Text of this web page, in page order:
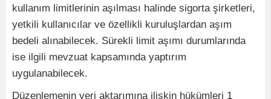
kullanım limitlerinin aşılması halinde sigorta şirketleri,
yetkili kullanıcılar ve özellikli kuruluşlardan aşım
bedeli alınabilecek. Sürekli limit aşımı durumlarında
ise ilgili mevzuat kapsamında yaptırım
uygulanabilecek.
Düzenlemenin veri aktarımına ilişkin hükümleri 1